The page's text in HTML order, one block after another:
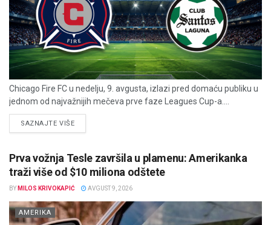
Chicago Fire FC u nedelju, 9. avgusta, izlazi pred domaću publiku u
jednom od najvažnijih mečeva prve faze Leagues Cup-a....
SAZNAJTE VIŠEDETAILS
Prva vožnja Tesle završila u plamenu: Amerikanka
traži više od $10 miliona odštete
BY MILOS KRIVOKAPIĆ AVGUST 9, 2026
AMERIKA